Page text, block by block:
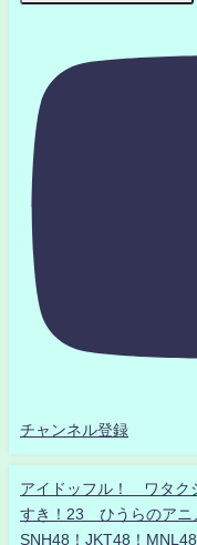
チャンネル登録
アイドッフル！ ワタク
すき！23 ひうらのアニ
SNH48！JKT48！